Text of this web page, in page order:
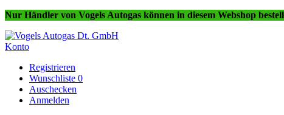
Nur Händler von Vogels Autogas können in diesem Webshop
Konto
Registrieren
Wunschliste 0
Auschecken
Anmelden